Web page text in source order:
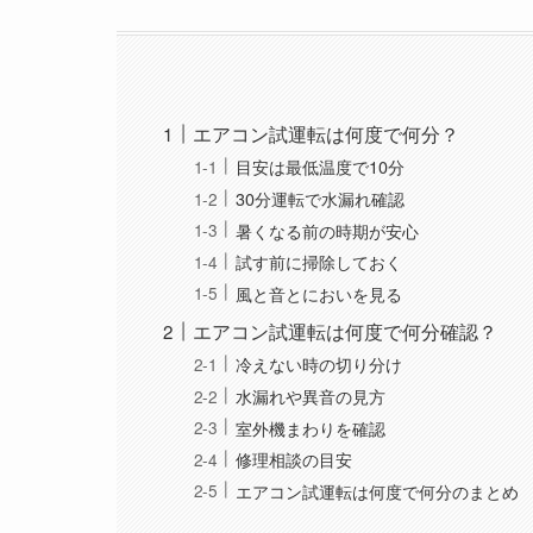
エアコン試運転は何度で何分？
目安は最低温度で10分
30分運転で水漏れ確認
暑くなる前の時期が安心
試す前に掃除しておく
風と音とにおいを見る
エアコン試運転は何度で何分確認？
冷えない時の切り分け
水漏れや異音の見方
室外機まわりを確認
修理相談の目安
エアコン試運転は何度で何分のまとめ